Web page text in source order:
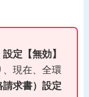
定【無効】
現在、全環
求書）設定